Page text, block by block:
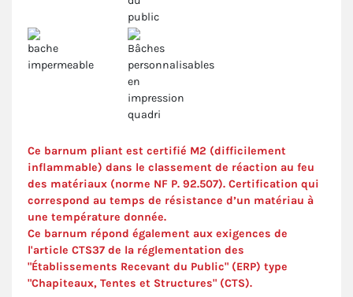
Ce barnum pliant est certifié M2 (difficilement
inflammable) dans le classement de réaction au feu
des matériaux (norme NF P. 92.507). Certification qui
correspond au temps de résistance d’un matériau à
une température donnée.
Ce barnum répond également aux exigences de
l'article CTS37 de la réglementation des
"Établissements Recevant du Public" (ERP) type
"Chapiteaux, Tentes et Structures" (CTS).